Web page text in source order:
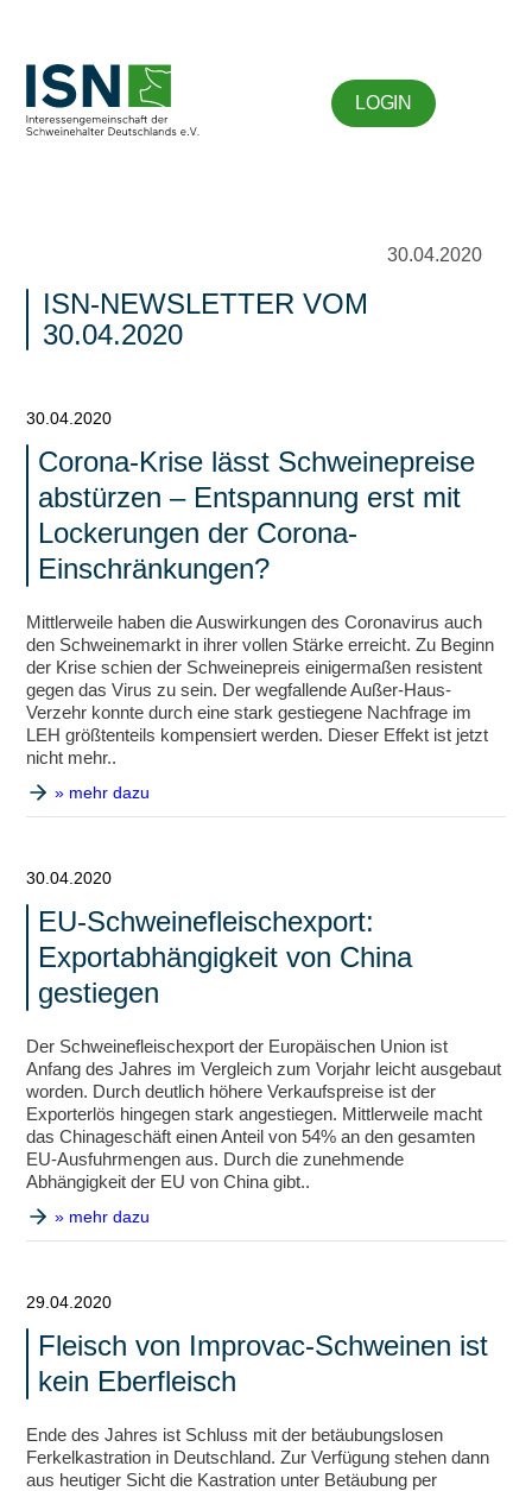
LOGIN
30.04.2020
ISN-NEWSLETTER VOM
30.04.2020
30.04.2020
Corona-Krise lässt Schweinepreise
abstürzen – Entspannung erst mit
Lockerungen der Corona-
Einschränkungen?
Mittlerweile haben die Auswirkungen des Coronavirus auch
den Schweinemarkt in ihrer vollen Stärke erreicht. Zu Beginn
der Krise schien der Schweinepreis einigermaßen resistent
gegen das Virus zu sein. Der wegfallende Außer-Haus-
Verzehr konnte durch eine stark gestiegene Nachfrage im
LEH größtenteils kompensiert werden. Dieser Effekt ist jetzt
nicht mehr..
» mehr dazu
30.04.2020
EU-Schweinefleischexport:
Exportabhängigkeit von China
gestiegen
Der Schweinefleischexport der Europäischen Union ist
Anfang des Jahres im Vergleich zum Vorjahr leicht ausgebaut
worden. Durch deutlich höhere Verkaufspreise ist der
Exporterlös hingegen stark angestiegen. Mittlerweile macht
das Chinageschäft einen Anteil von 54% an den gesamten
EU-Ausfuhrmengen aus. Durch die zunehmende
Abhängigkeit der EU von China gibt..
» mehr dazu
29.04.2020
Fleisch von Improvac-Schweinen ist
kein Eberfleisch
Ende des Jahres ist Schluss mit der betäubungslosen
Ferkelkastration in Deutschland. Zur Verfügung stehen dann
aus heutiger Sicht die Kastration unter Betäubung per